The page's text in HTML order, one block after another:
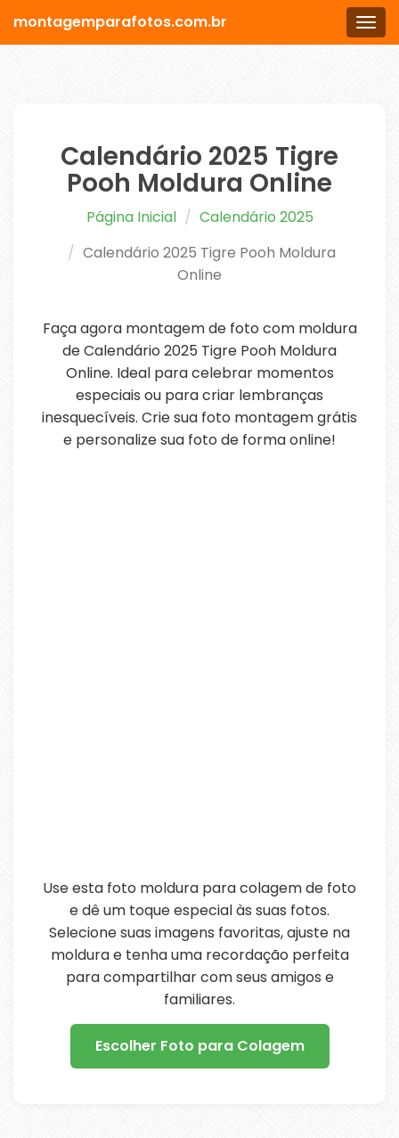
Menu
montagemparafotos.com.br
Calendário 2025 Tigre
Pooh Moldura Online
Página Inicial
Calendário 2025
Calendário 2025 Tigre Pooh Moldura
Online
Faça agora montagem de foto com moldura
de Calendário 2025 Tigre Pooh Moldura
Online. Ideal para celebrar momentos
especiais ou para criar lembranças
inesquecíveis. Crie sua foto montagem grátis
e personalize sua foto de forma online!
Use esta foto moldura para colagem de foto
e dê um toque especial às suas fotos.
Selecione suas imagens favoritas, ajuste na
moldura e tenha uma recordação perfeita
para compartilhar com seus amigos e
familiares.
Escolher Foto para Colagem